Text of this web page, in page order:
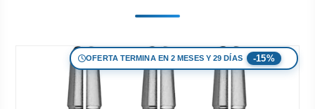
OFERTA TERMINA EN 2 MESES Y 29 DÍAS -15%